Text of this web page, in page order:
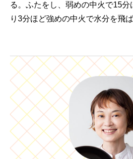
る。ふたをし、弱めの中火で15分
り3分ほど強めの中火で水分を飛